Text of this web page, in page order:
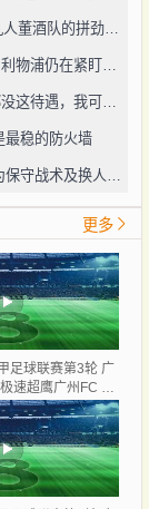
桐梓窖酒队斩获2026遵义酒业足球超联季军！九人董酒队的拼劲太戳人
罗马诺最新披露：阿森纳与巴尔科拉无新动作，利物浦仍在紧盯目标
杨瀚森在开拓者能玩弧顶发牌？段冉：克林根都没这待遇，我可不太看好
最稳的防火墙
更多
足球联赛第3轮 广
速超鹰广州FC 全